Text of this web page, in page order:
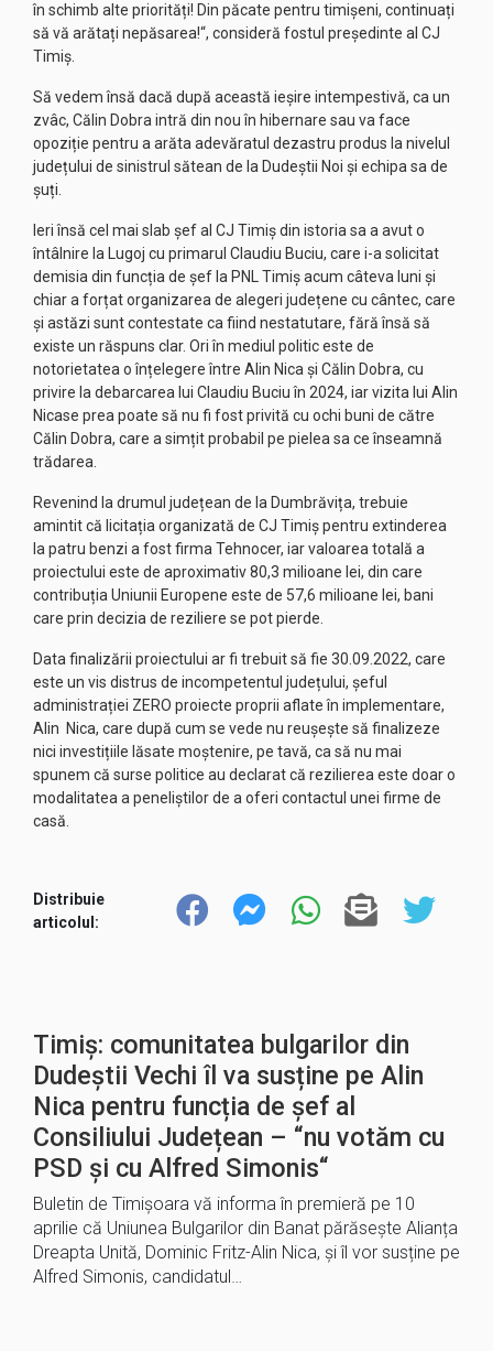
în schimb alte priorități! Din păcate pentru timișeni, continuați
să vă arătați nepăsarea!“, consideră fostul președinte al CJ
Timiș.
Să vedem însă dacă după această ieșire intempestivă, ca un
zvâc, Călin Dobra intră din nou în hibernare sau va face
opoziție pentru a arăta adevăratul dezastru produs la nivelul
județului de sinistrul sătean de la Dudeștii Noi și echipa sa de
șuți.
Ieri însă cel mai slab șef al CJ Timiș din istoria sa a avut o
întâlnire la Lugoj cu primarul Claudiu Buciu, care i-a solicitat
demisia din funcția de șef la PNL Timiș acum câteva luni și
chiar a forțat organizarea de alegeri județene cu cântec, care
și astăzi sunt contestate ca fiind nestatutare, fără însă să
existe un răspuns clar. Ori în mediul politic este de
notorietatea o înțelegere între Alin Nica și Călin Dobra, cu
privire la debarcarea lui Claudiu Buciu în 2024, iar vizita lui Alin
Nicase prea poate să nu fi fost privită cu ochi buni de către
Călin Dobra, care a simțit probabil pe pielea sa ce înseamnă
trădarea.
Revenind la drumul județean de la Dumbrăvița, trebuie
amintit că licitația organizată de CJ Timiș pentru extinderea
la patru benzi a fost firma Tehnocer, iar valoarea totală a
proiectului este de aproximativ 80,3 milioane lei, din care
contribuția Uniunii Europene este de 57,6 milioane lei, bani
care prin decizia de reziliere se pot pierde.
Data finalizării proiectului ar fi trebuit să fie 30.09.2022, care
este un vis distrus de incompetentul județului, șeful
administrației ZERO proiecte proprii aflate în implementare,
Alin Nica, care după cum se vede nu reușește să finalizeze
nici investițiile lăsate moștenire, pe tavă, ca să nu mai
spunem că surse politice au declarat că rezilierea este doar o
modalitatea a peneliștilor de a oferi contactul unei firme de
casă.
Distribuie
articolul:
Timiș: comunitatea bulgarilor din
Dudeștii Vechi îl va susține pe Alin
Nica pentru funcția de șef al
Consiliului Județean – “nu votăm cu
PSD și cu Alfred Simonis“
Buletin de Timișoara vă informa în premieră pe 10
aprilie că Uniunea Bulgarilor din Banat părăsește Alianța
Dreapta Unită, Dominic Fritz-Alin Nica, și îl vor susține pe
Alfred Simonis, candidatul…